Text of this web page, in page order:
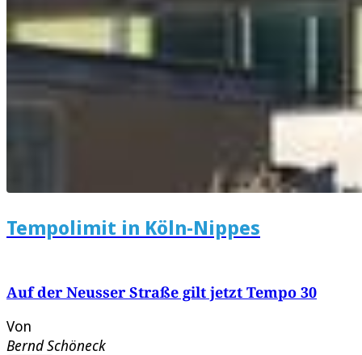
Tempolimit in Köln-Nippes
Auf der Neusser Straße gilt jetzt Tempo 30
Von
Bernd Schöneck